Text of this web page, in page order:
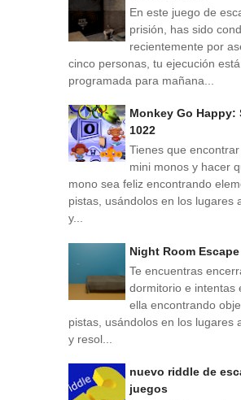
En este juego de
prisión, has sido
recientemente por
cinco personas, tu ejecución está
programada para mañana...
Monkey Go Happy:
1022
Tienes que
mini monos y hacer
mono sea feliz encontrando
pistas, usándolos en los lugares
y...
Night Room Escape
Te encuentras
dormitorio e intentas
ella encontrando
pistas, usándolos en los lugares
y resol...
nuevo riddle de
juegos